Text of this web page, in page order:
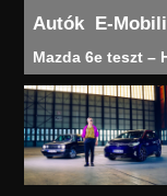
Autók E-
Mazda 6e teszt –